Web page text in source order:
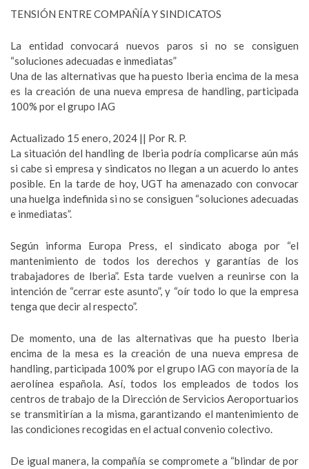
TENSIÓN ENTRE COMPAÑÍA Y SINDICATOS
La entidad convocará nuevos paros si no se consiguen
“soluciones adecuadas e inmediatas”
Una de las alternativas que ha puesto Iberia encima de la mesa
es la creación de una nueva empresa de handling, participada
100% por el grupo IAG
Actualizado 15 enero, 2024 || Por R. P.
La situación del handling de Iberia podría complicarse aún más
si cabe si empresa y sindicatos no llegan a un acuerdo lo antes
posible. En la tarde de hoy, UGT ha amenazado con convocar
una huelga indefinida si no se consiguen “soluciones adecuadas
e inmediatas”.
Según informa Europa Press, el sindicato aboga por “el
mantenimiento de todos los derechos y garantías de los
trabajadores de Iberia”. Esta tarde vuelven a reunirse con la
intención de “cerrar este asunto”, y “oír todo lo que la empresa
tenga que decir al respecto”.
De momento, una de las alternativas que ha puesto Iberia
encima de la mesa es la creación de una nueva empresa de
handling, participada 100% por el grupo IAG con mayoría de la
aerolínea española. Así, todos los empleados de todos los
centros de trabajo de la Dirección de Servicios Aeroportuarios
se transmitirían a la misma, garantizando el mantenimiento de
las condiciones recogidas en el actual convenio colectivo.
De igual manera, la compañía se compromete a “blindar de por